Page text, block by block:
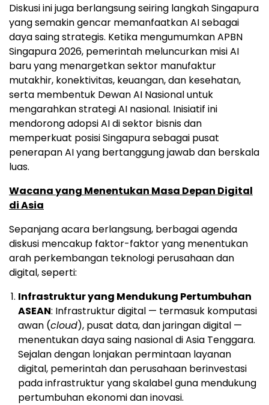
Diskusi ini juga berlangsung seiring langkah Singapura
yang semakin gencar memanfaatkan AI sebagai
daya saing strategis. Ketika mengumumkan APBN
Singapura 2026, pemerintah meluncurkan misi AI
baru yang menargetkan sektor manufaktur
mutakhir, konektivitas, keuangan, dan kesehatan,
serta membentuk Dewan AI Nasional untuk
mengarahkan strategi AI nasional. Inisiatif ini
mendorong adopsi AI di sektor bisnis dan
memperkuat posisi Singapura sebagai pusat
penerapan AI yang bertanggung jawab dan berskala
luas.
Wacana yang Menentukan Masa Depan Digital
di Asia
Sepanjang acara berlangsung, berbagai agenda
diskusi mencakup faktor-faktor yang menentukan
arah perkembangan teknologi perusahaan dan
digital, seperti:
Infrastruktur yang Mendukung Pertumbuhan
ASEAN: Infrastruktur digital — termasuk komputasi
awan (cloud), pusat data, dan jaringan digital —
menentukan daya saing nasional di Asia Tenggara.
Sejalan dengan lonjakan permintaan layanan
digital, pemerintah dan perusahaan berinvestasi
pada infrastruktur yang skalabel guna mendukung
pertumbuhan ekonomi dan inovasi.